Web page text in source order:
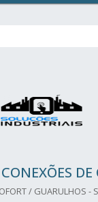
DE
/ GUARULHOS -